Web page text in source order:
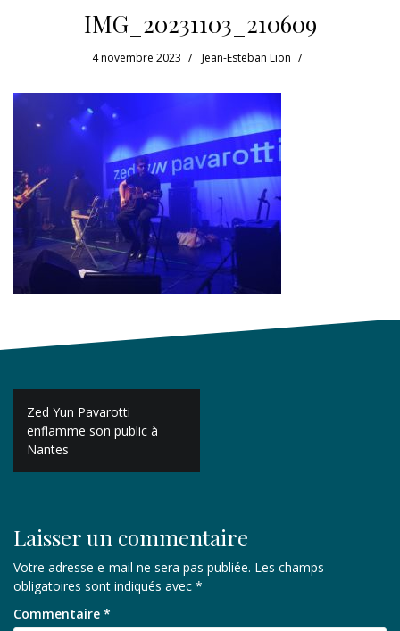
IMG_20231103_210609
4 novembre 2023 Jean-Esteban Lion
Navigation
de
l’article
Zed Yun Pavarotti
enflamme son public à
Nantes
Laisser un commentaire
Votre adresse e-mail ne sera pas publiée. Les champs
obligatoires sont indiqués avec *
Commentaire *